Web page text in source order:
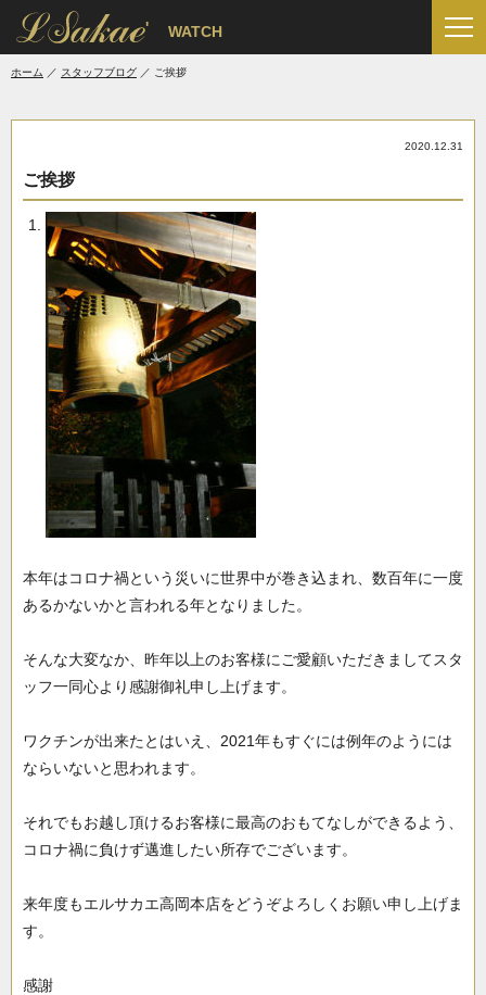
' WATCH
ホーム スタッフブログ ご挨拶
2020.12.31
ご挨拶
本年はコロナ禍という災いに世界中が巻き込まれ、数百年に一度
あるかないかと言われる年となりました。
そんな大変なか、昨年以上のお客様にご愛顧いただきましてスタ
ッフ一同心より感謝御礼申し上げます。
ワクチンが出来たとはいえ、2021年もすぐには例年のようには
ならいないと思われます。
それでもお越し頂けるお客様に最高のおもてなしができるよう、
コロナ禍に負けず邁進したい所存でございます。
来年度もエルサカエ高岡本店をどうぞよろしくお願い申し上げま
す。
感謝